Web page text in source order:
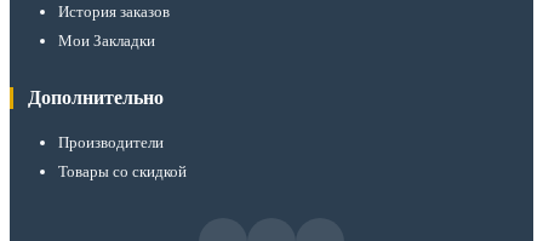
История заказов
Мои Закладки
Дополнительно
Производители
Товары со скидкой